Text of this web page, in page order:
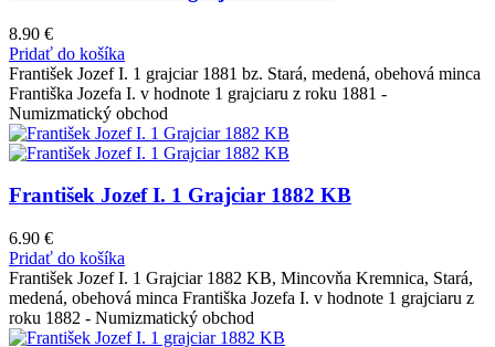
8.90 €
Pridať do košíka
František Jozef I. 1 grajciar 1881 bz. Stará, medená, obehová minca
Františka Jozefa I. v hodnote 1 grajciaru z roku 1881 -
Numizmatický obchod
František Jozef I. 1 Grajciar 1882 KB
6.90 €
Pridať do košíka
František Jozef I. 1 Grajciar 1882 KB, Mincovňa Kremnica, Stará,
medená, obehová minca Františka Jozefa I. v hodnote 1 grajciaru z
roku 1882 - Numizmatický obchod